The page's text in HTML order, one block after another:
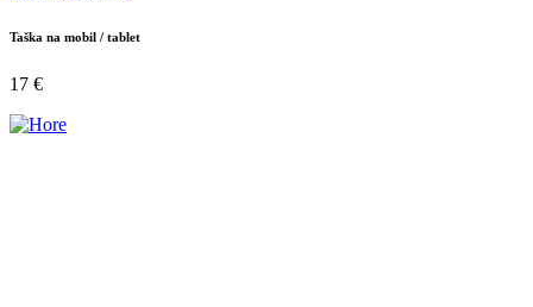
Taška na mobil / tablet
17 €